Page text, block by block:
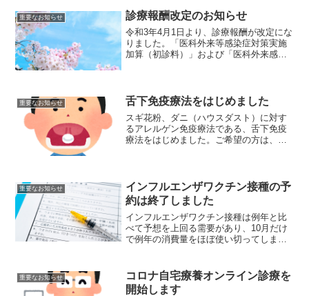
接種します。大人用...
重要なお知らせ 診療報酬改定のお知らせ
令和3年4月1日より、診療報酬が改定にな
りました。「医科外来等感染症対策実施
加算（初診料）」および「医科外来感染
在のところ、令和3年9月3...
重要なお知らせ 舌下免疫療法をはじめました
スギ花粉、ダニ（ハウスダスト）に対す
るアレルゲン免疫療法である、舌下免疫
療法をはじめました。ご希望の方は、下
重要なお知らせ
インフルエンザワクチン接種の予
約は終了しました
インフルエンザワクチン接種は例年と比
べて予想を上回る需要があり、10月だけ
で例年の消費量をほぼ使い切ってしまい
種の予約は、10月28日(水)午後分までで
終了しました。そ...
重要なお知らせ
コロナ自宅療養オンライン診療を
開始します